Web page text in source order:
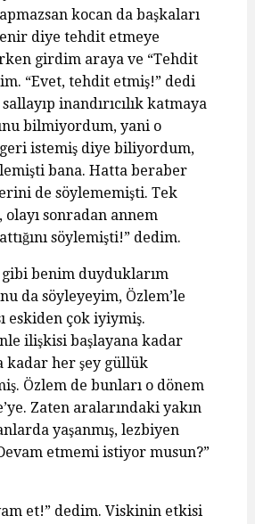
kocan da başkaları
diye tehdit etmeye
girdim araya ve “Tehdit
“Evet, tehdit etmiş!” dedi
inandırıcılık katmaya
bilmiyordum, yani o
istemiş diye biliyordum,
bana. Hatta beraber
de söylememişti. Tek
olayı sonradan annem
söylemişti!” dedim.
gibi benim duyduklarım
da söyleyeyim, Özlem’le
eskiden çok iyiymiş.
ilişkisi başlayana kadar
kadar her şey güllük
Özlem de bunları o dönem
Zaten aralarındaki yakın
yaşanmış, lezbiyen
etmemi istiyor musun?”
et!” dedim. Viskinin etkisi